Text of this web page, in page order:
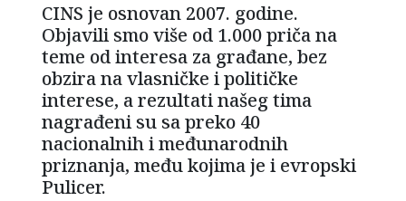
CINS je osnovan 2007. godine.
Objavili smo više od 1.000 priča na
teme od interesa za građane, bez
obzira na vlasničke i političke
interese, a rezultati našeg tima
nagrađeni su sa preko 40
nacionalnih i međunarodnih
priznanja, među kojima je i evropski
Pulicer.